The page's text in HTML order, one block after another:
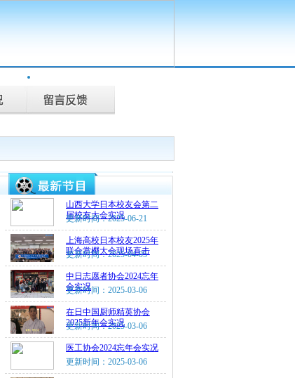
山西大学日本校友会第二
届校友大会实况
更新时间：2025-06-21
上海高校日本校友2025年
联合赏樱大会现场直击
更新时间：2025-04-05
中日志愿者协会2024忘年
会实况
更新时间：2025-03-06
在日中国厨师精英协会
2025新年会实况
更新时间：2025-03-06
医工协会2024忘年会实况
更新时间：2025-03-06